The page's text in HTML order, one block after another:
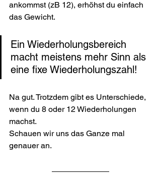
ankommst (zB 12), erhöhst du einfach
das Gewicht.
Ein Wiederholungsbereich
macht meistens mehr Sinn als
eine fixe Wiederholungszahl!
Na gut. Trotzdem gibt es Unterschiede,
wenn du 8 oder 12 Wiederholungen
machst.
Schauen wir uns das Ganze mal
genauer an.